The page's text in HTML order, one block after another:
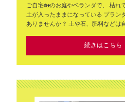
ご自宅🏡のお庭やベランダで、 枯れ
土が入ったままになっている プラン
ありませんか？ 土や石、肥料など
続きはこちら